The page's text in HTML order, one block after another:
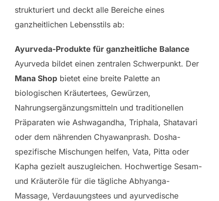
strukturiert und deckt alle Bereiche eines
ganzheitlichen Lebensstils ab:
Ayurveda-Produkte für ganzheitliche Balance
Ayurveda bildet einen zentralen Schwerpunkt. Der
Mana Shop bietet eine breite Palette an
biologischen Kräutertees, Gewürzen,
Nahrungsergänzungsmitteln und traditionellen
Präparaten wie Ashwagandha, Triphala, Shatavari
oder dem nährenden Chyawanprash. Dosha-
spezifische Mischungen helfen, Vata, Pitta oder
Kapha gezielt auszugleichen. Hochwertige Sesam-
und Kräuteröle für die tägliche Abhyanga-
Massage, Verdauungstees und ayurvedische